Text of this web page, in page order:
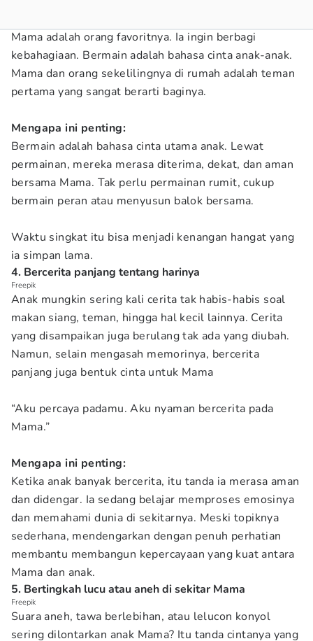
Mama adalah orang favoritnya. Ia ingin berbagi
kebahagiaan. Bermain adalah bahasa cinta anak-anak.
Mama dan orang sekelilingnya di rumah adalah teman
pertama yang sangat berarti baginya.
Mengapa ini penting:
Bermain adalah bahasa cinta utama anak. Lewat
permainan, mereka merasa diterima, dekat, dan aman
bersama Mama. Tak perlu permainan rumit, cukup
bermain peran atau menyusun balok bersama.
Waktu singkat itu bisa menjadi kenangan hangat yang
ia simpan lama.
4. Bercerita panjang tentang harinya
Freepik
Anak mungkin sering kali cerita tak habis-habis soal
makan siang, teman, hingga hal kecil lainnya. Cerita
yang disampaikan juga berulang tak ada yang diubah.
Namun, selain mengasah memorinya, bercerita
panjang juga bentuk cinta untuk Mama
“Aku percaya padamu. Aku nyaman bercerita pada
Mama.”
Mengapa ini penting:
Ketika anak banyak bercerita, itu tanda ia merasa aman
dan didengar. Ia sedang belajar memproses emosinya
dan memahami dunia di sekitarnya. Meski topiknya
sederhana, mendengarkan dengan penuh perhatian
membantu membangun kepercayaan yang kuat antara
Mama dan anak.
5. Bertingkah lucu atau aneh di sekitar Mama
Freepik
Suara aneh, tawa berlebihan, atau lelucon konyol
sering dilontarkan anak Mama? Itu tanda cintanya yang